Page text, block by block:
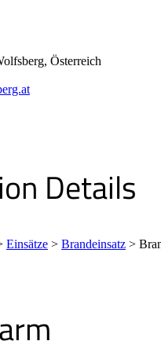
Österreich
Details
Einsätze > Brandeinsatz >